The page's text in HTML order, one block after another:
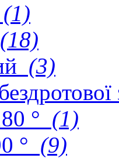
(1)
(18)
(3)
° (1)
° (9)